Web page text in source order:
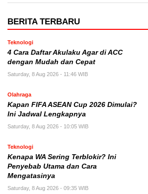
BERITA TERBARU
Teknologi
4 Cara Daftar Akulaku Agar di ACC
dengan Mudah dan Cepat
Saturday, 8 Aug 2026 - 11:46 WIB
Olahraga
Kapan FIFA ASEAN Cup 2026 Dimulai?
Ini Jadwal Lengkapnya
Saturday, 8 Aug 2026 - 10:05 WIB
Teknologi
Kenapa WA Sering Terblokir? Ini
Penyebab Utama dan Cara
Mengatasinya
Saturday, 8 Aug 2026 - 09:35 WIB